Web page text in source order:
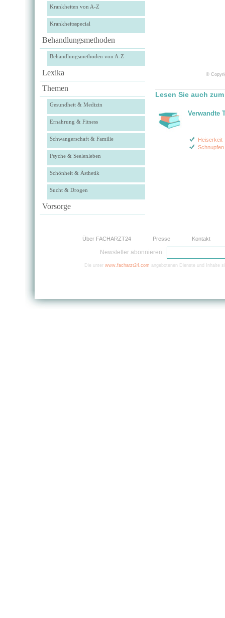
Krankheiten von A-Z
Krankheitsspecial
Behandlungsmethoden
Behandlungsmethoden von A-Z
Lexika
Themen
Gesundheit & Medizin
Ernährung & Fitness
Schwangerschaft & Familie
Psyche & Seelenleben
Schönheit & Ästhetik
Sucht & Drogen
Vorsorge
©
Lesen Sie auch
Verwandte
Heiserkeit
Schnupfen
Über FACHARZT24 Presse Kontakt
Newsletter abonnieren:
Die unter www.facharzt24.com angebotenen Dienste und Inhalte